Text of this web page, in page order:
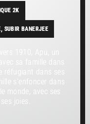
2K
SUBIR BANERJEE
1910, Apu, un
sa famille dans
réfugiant dans ses
s’enfoncer dans
monde, avec ses
joies.